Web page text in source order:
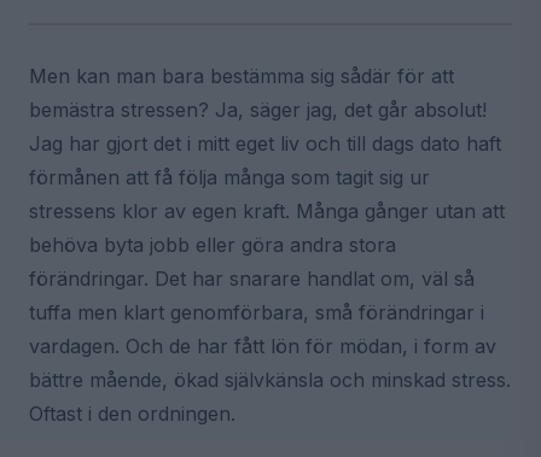
Men kan man bara bestämma sig sådär för att
bemästra stressen? Ja, säger jag, det går absolut!
Jag har gjort det i mitt eget liv och till dags dato haft
förmånen att få följa många som tagit sig ur
stressens klor av egen kraft. Många gånger utan att
behöva byta jobb eller göra andra stora
förändringar. Det har snarare handlat om, väl så
tuffa men klart genomförbara, små förändringar i
vardagen. Och de har fått lön för mödan, i form av
bättre mående, ökad självkänsla och minskad stress.
Oftast i den ordningen.